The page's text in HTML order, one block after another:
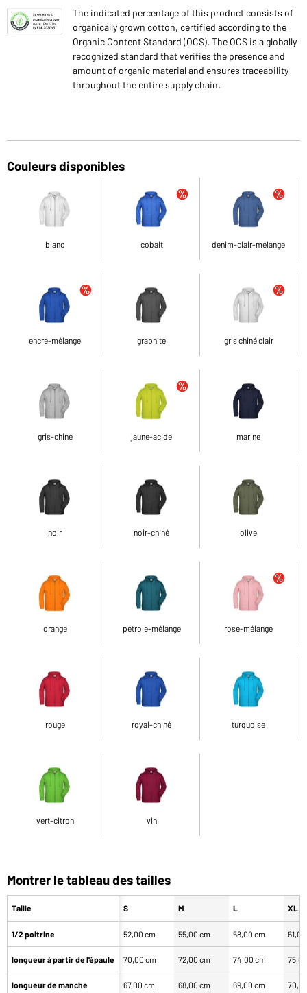
The indicated percentage of this product consists of
organically grown cotton, certified according to the
Organic Content Standard (OCS). The OCS is a globally
recognized standard that verifies the presence and
amount of organic material and ensures traceability
throughout the entire supply chain.
Couleurs disponibles
blanc cobalt denim-clair-mélange
encre-mélange graphite gris chiné clair
gris-chiné jaune-acide marine
noir noir-chiné olive
orange pétrole-mélange rose-mélange
rouge royal-chiné turquoise
vert-citron vin
Montrer le tableau des tailles
Taille
1/2 poitrine
longueur à partir de l'épaule
longueur de manche
S M L XL
52,00 cm 55,00 cm 58,00 cm
70,00 cm 72,00 cm 74,00 cm
67,00 cm 68,00 cm 69,00 cm